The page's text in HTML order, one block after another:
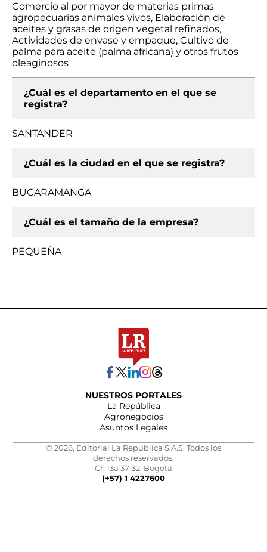
Comercio al por mayor de materias primas
agropecuarias animales vivos, Elaboración de
aceites y grasas de origen vegetal refinados,
Actividades de envase y empaque, Cultivo de
palma para aceite (palma africana) y otros frutos
oleaginosos
¿Cuál es el departamento en el que se
registra?
SANTANDER
¿Cuál es la ciudad en el que se registra?
BUCARAMANGA
¿Cuál es el tamaño de la empresa?
PEQUEÑA
NUESTROS PORTALES
La República
Agronegocios
Asuntos Legales
© 2026, Editorial La República S.A.S. Todos los
derechos reservados.
Cr. 13a 37-32, Bogotá
(+57) 1 4227600